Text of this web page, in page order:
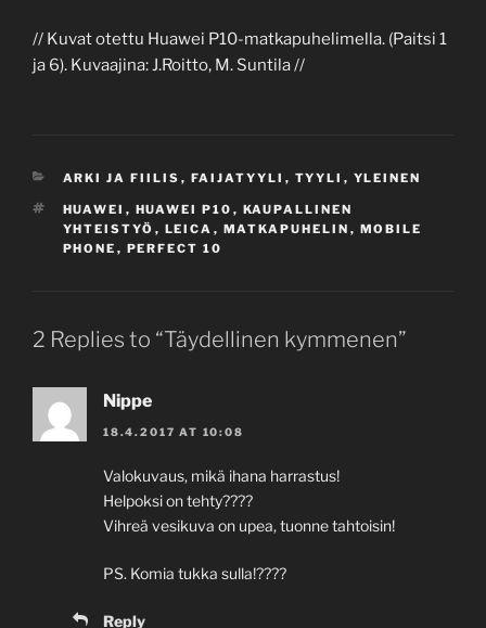
// Kuvat otettu Huawei P10-matkapuhelimella. (Paitsi 1
ja 6). Kuvaajina: J.Roitto, M. Suntila //
CATEGORIES
ARKI JA FIILIS , FAIJATYYLI , TYYLI , YLEINEN
TAGS
HUAWEI , HUAWEI P10 , KAUPALLINEN
YHTEISTYÖ , LEICA , MATKAPUHELIN , MOBILE
PHONE , PERFECT 10
2 Replies to “Täydellinen kymmenen”
Nippe
18.4.2017 AT 10:08
Valokuvaus, mikä ihana harrastus!
Helpoksi on tehty????
Vihreä vesikuva on upea, tuonne tahtoisin!
PS. Komia tukka sulla!????
Reply